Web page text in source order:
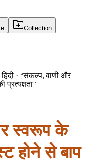
Collection
· “संकल्प, वाणी और
प्रत्यक्षता”
स्वरूप के
होने से बाप